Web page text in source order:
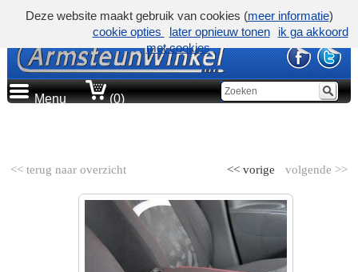
Menu (0)
<< terug naar overzicht volgende >>
<< vorige
Deze website maakt gebruik van cookies (meer informatie)
cookie opties
later opnieuw tonen
ik ga akkoord
met cookies